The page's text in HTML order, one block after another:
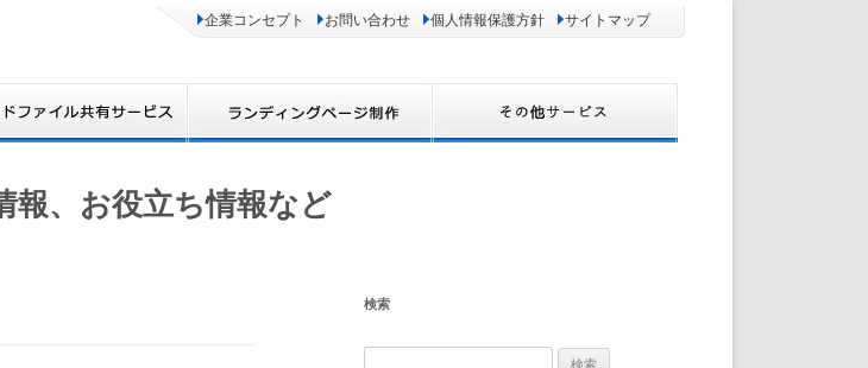
企業コンセプト お問い合わせ 個人情報保護方針 サイトマップ
、お役立ち情報など
検索